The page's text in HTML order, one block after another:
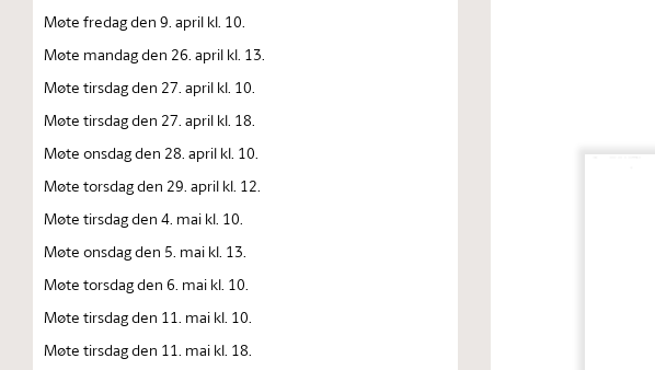
Møte fredag den 9. april kl. 10.
Møte mandag den 26. april kl. 13.
Møte tirsdag den 27. april kl. 10.
Møte tirsdag den 27. april kl. 18.
Møte onsdag den 28. april kl. 10.
Møte torsdag den 29. april kl. 12.
Møte tirsdag den 4. mai kl. 10.
Møte onsdag den 5. mai kl. 13.
Møte torsdag den 6. mai kl. 10.
Møte tirsdag den 11. mai kl. 10.
Møte tirsdag den 11. mai kl. 18.